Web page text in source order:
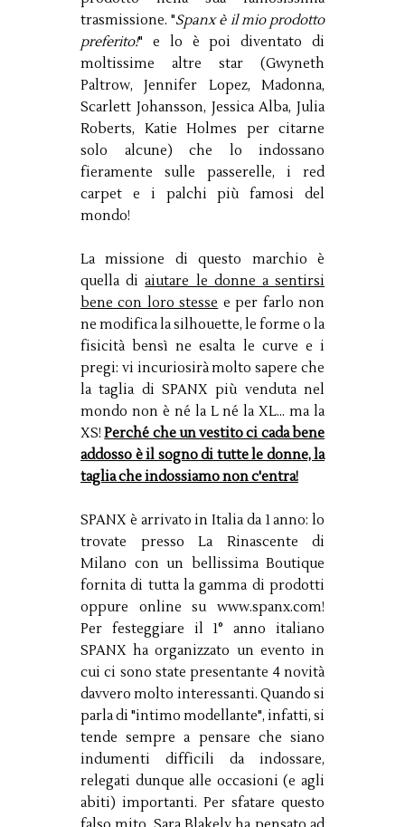
trasmissione. "Spanx è il mio prodotto
preferito!" e lo è poi diventato di
moltissime altre star (Gwyneth
Paltrow, Jennifer Lopez, Madonna,
Scarlett Johansson, Jessica Alba, Julia
Roberts, Katie Holmes per citarne
solo alcune) che lo indossano
fieramente sulle passerelle, i red
carpet e i palchi più famosi del
mondo!
La missione di questo marchio è
quella diaiutare le donne a sentirsi
bene con loro stesse e per farlo non
ne modifica la silhouette, le forme o la
fisicità bensì ne esalta le curve e i
pregi: vi incuriosirà molto sapere che
la taglia di SPANX più venduta nel
mondo non è né la L né la XL... ma la
XS!Perché che un vestito ci cada bene
addosso è il sogno di tutte le donne, la
taglia che indossiamo non c'entra!
SPANX è arrivato in Italia da 1 anno: lo
trovate presso La Rinascente di
Milano con un bellissima Boutique
fornita di tutta la gamma di prodotti
oppure online su www.spanx.com!
Per festeggiare il 1° anno italiano
SPANX ha organizzato un evento in
cui ci sono state presentante 4 novità
davvero molto interessanti. Quando si
parla di "intimo modellante", infatti, si
tende sempre a pensare che siano
indumenti difficili da indossare,
relegati dunque alle occasioni (e agli
abiti) importanti. Per sfatare questo